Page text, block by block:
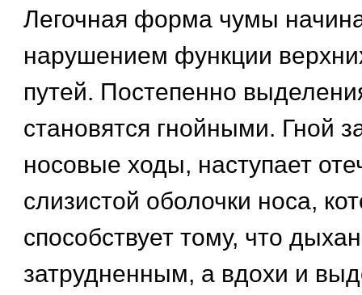
Легочная форма чумы
нарушением функции
путей. Постепенно
становятся гнойными. Гной
носовые ходы, наступает
слизистой оболочки носа,
способствует тому, что
затрудненным, а вдохи и